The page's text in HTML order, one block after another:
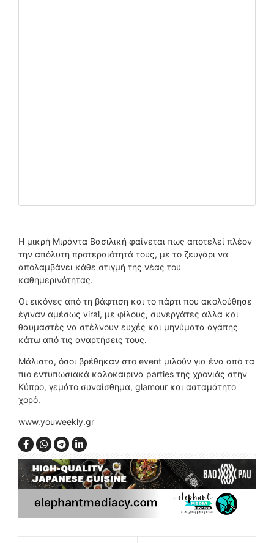
Η μικρή Μιράντα Βασιλική φαίνεται πως αποτελεί πλέον
την απόλυτη προτεραιότητά τους, με το ζευγάρι να
απολαμβάνει κάθε στιγμή της νέας του
καθημερινότητας.
Οι εικόνες από τη βάφτιση και το πάρτι που ακολούθησε
έγιναν αμέσως viral, με φίλους, συνεργάτες αλλά και
θαυμαστές να στέλνουν ευχές και μηνύματα αγάπης
κάτω από τις αναρτήσεις τους.
Μάλιστα, όσοι βρέθηκαν στο event μιλούν για ένα από τα
πιο εντυπωσιακά καλοκαιρινά parties της χρονιάς στην
Κύπρο, γεμάτο συναίσθημα, glamour και ασταμάτητο
χορό.
www.youweekly.gr